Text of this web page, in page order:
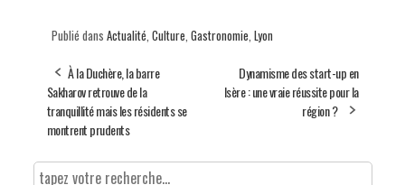
Publié dans Actualité Culture Gastronomie Lyon
À la Duchère, la barre
Sakharov retrouve de la
tranquillité mais les résidents se
montrent prudents
Dynamisme des start-up en
Isère : une vraie réussite pour la
région ?